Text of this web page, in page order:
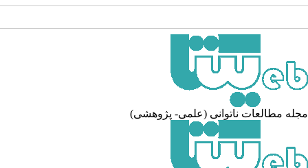
مطالعات ناتوانی (علمی- پژوهشی)